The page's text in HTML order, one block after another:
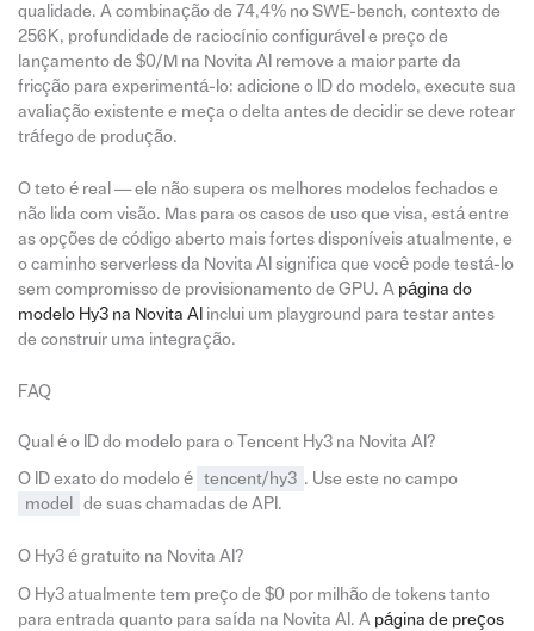
qualidade. A combinação de 74,4% no SWE-bench, contexto de
256K, profundidade de raciocínio configurável e preço de
lançamento de $0/M na Novita AI remove a maior parte da
fricção para experimentá-lo: adicione o ID do modelo, execute sua
avaliação existente e meça o delta antes de decidir se deve rotear
tráfego de produção.
O teto é real — ele não supera os melhores modelos fechados e
não lida com visão. Mas para os casos de uso que visa, está entre
as opções de código aberto mais fortes disponíveis atualmente, e
o caminho serverless da Novita AI significa que você pode testá-lo
sem compromisso de provisionamento de GPU. A página do
modelo Hy3 na Novita AI inclui um playground para testar antes
de construir uma integração.
FAQ
Qual é o ID do modelo para o Tencent Hy3 na Novita AI?
O ID exato do modelo é tencent/hy3 . Use este no campo
model
de suas chamadas de API.
O Hy3 é gratuito na Novita AI?
O Hy3 atualmente tem preço de $0 por milhão de tokens tanto
para entrada quanto para saída na Novita AI. A página de preços